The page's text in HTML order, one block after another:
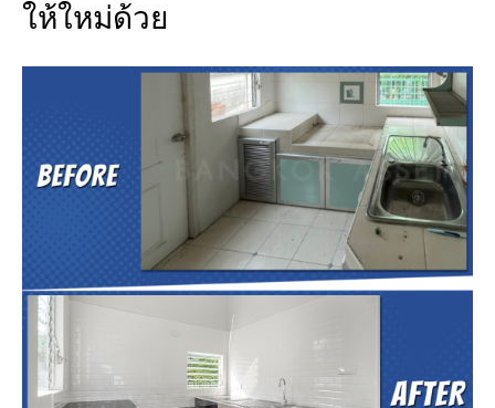
ให้ใหม่ด้วย